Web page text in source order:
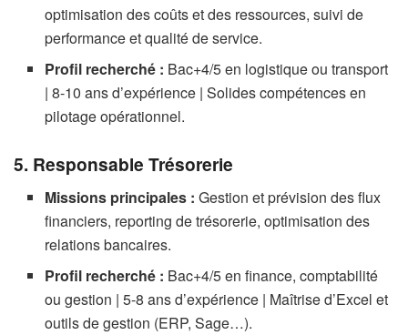
optimisation des coûts et des ressources, suivi de
performance et qualité de service.
Profil recherché : Bac+4/5 en logistique ou transport
| 8-10 ans d’expérience | Solides compétences en
pilotage opérationnel.
5. Responsable Trésorerie
Missions principales : Gestion et prévision des flux
financiers, reporting de trésorerie, optimisation des
relations bancaires.
Profil recherché : Bac+4/5 en finance, comptabilité
ou gestion | 5-8 ans d’expérience | Maîtrise d’Excel et
outils de gestion (ERP, Sage…).